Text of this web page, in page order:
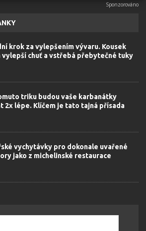
krok za vylepšením vývaru. Kousek
vylepší chuť a vstřebá přebytečné tuky
triku budou vaše karbanátky
2x lépe. Klíčem je tato tajná přísada
vychytávky pro dokonale uvařené
jako z michelinské restaurace